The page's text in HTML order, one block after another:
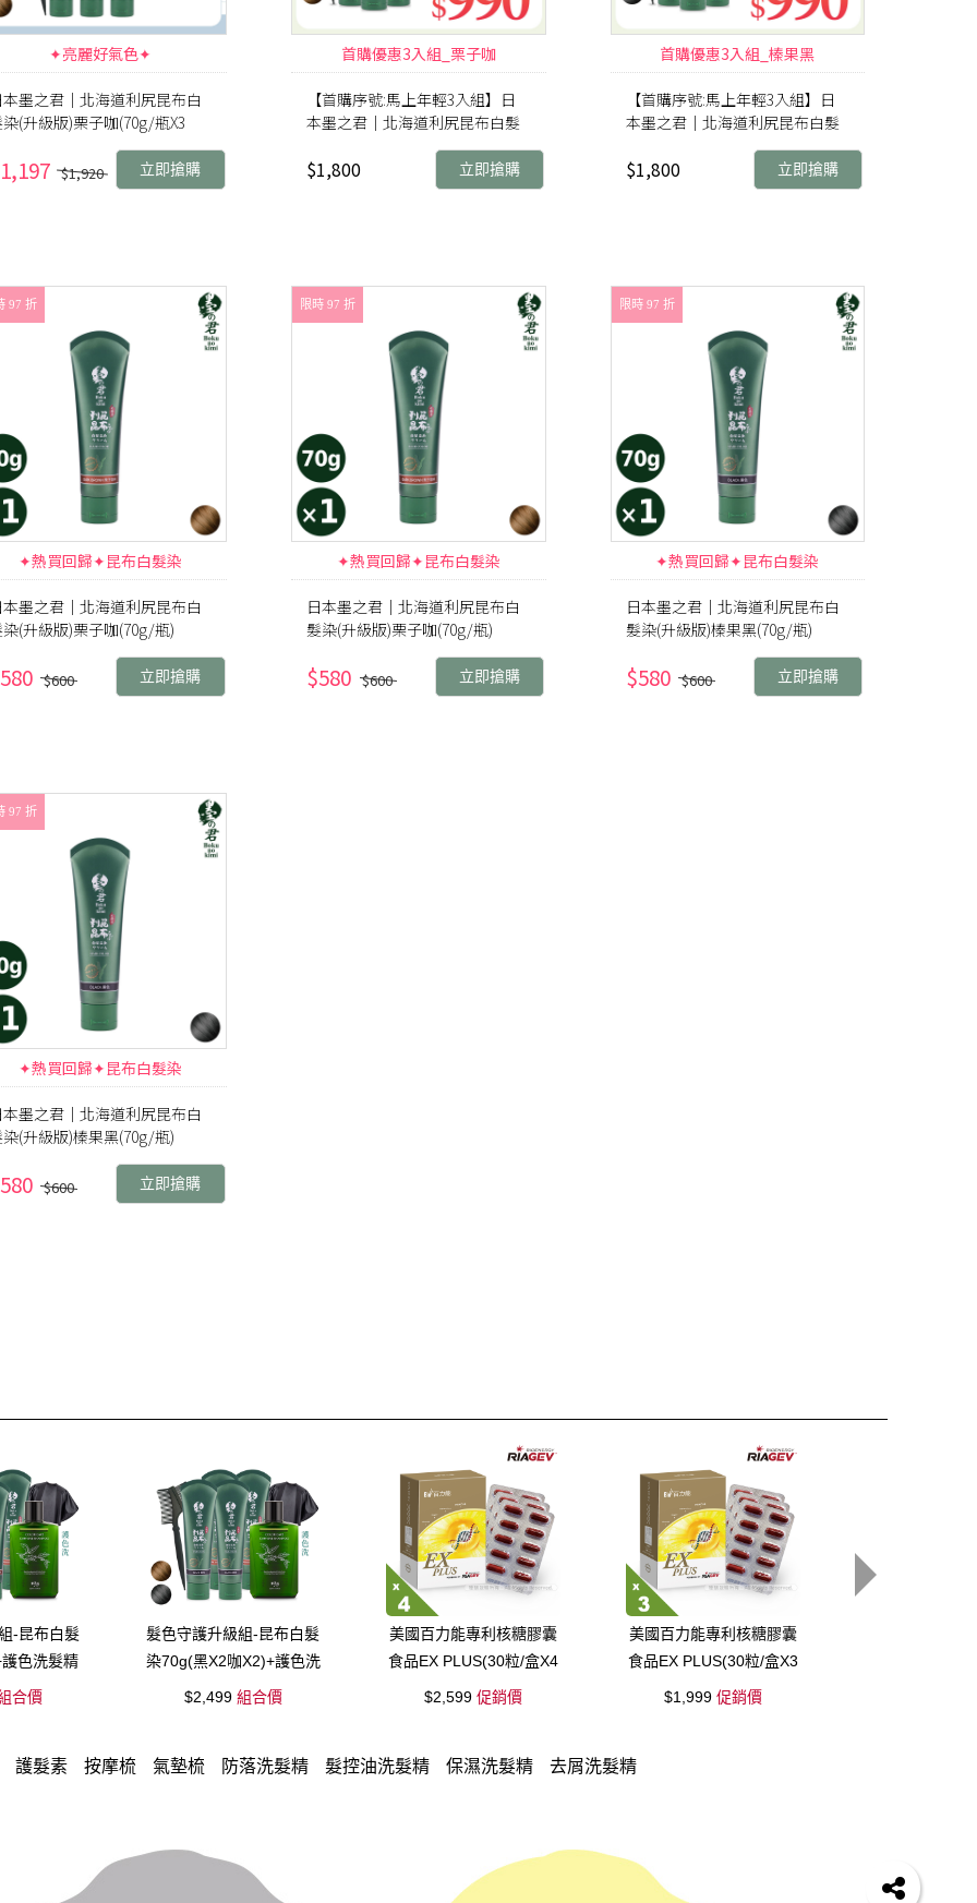
✦亮麗好氣色✦
本墨之君｜北海道利尻昆布白
(升級版)栗子咖(70g/瓶X3
$1,920 立即搶購
首購優惠3入組_栗子咖
【首購序號:馬上年輕3入組】日
本墨之君｜北海道利尻昆布白髮
染(升級版)栗子咖(70g/瓶X3瓶)
$1,800 立即搶購
首購優惠3入組_榛果黑
【首購序號:馬上年輕3入組】日
本墨之君｜北海道利尻昆布白髮
染(升級版)榛果黑(70g/瓶X3瓶)
$1,800 立即搶購
97 折
✦熱買回歸✦昆布白髮染
本墨之君｜北海道利尻昆布白
(升級版)栗子咖(70g/瓶)
$600 立即搶購
限時 97 折
✦熱買回歸✦昆布白髮染
日本墨之君｜北海道利尻昆布白
髮染(升級版)栗子咖(70g/瓶)
$580 $600 立即搶購
限時 97 折
✦熱買回歸✦昆布白髮染
日本墨之君｜北海道利尻昆布白
髮染(升級版)榛果黑(70g/瓶)
$580 $600 立即搶購
97 折
✦熱買回歸✦昆布白髮染
本墨之君｜北海道利尻昆布白
(升級版)榛果黑(70g/瓶)
$600 立即搶購
-昆布白髮
色洗髮精
髮梳X1
合價
髮色守護升級組-昆布白髮
染70g(黑X2咖X2)+護色洗
髮精X1+披肩X1+染髮梳
$2,499組合價
美國百力能專利核糖膠囊
食品EX PLUS(30粒/盒X4
盒)
$2,599促銷價
美國百力能專利核糖膠囊
食品EX PLUS(30粒/盒X3
盒)
$1,999促銷價
護髮素 按摩梳 氣墊梳 防落洗髮精 髮控油洗髮精 保濕洗髮精 去屑洗髮精